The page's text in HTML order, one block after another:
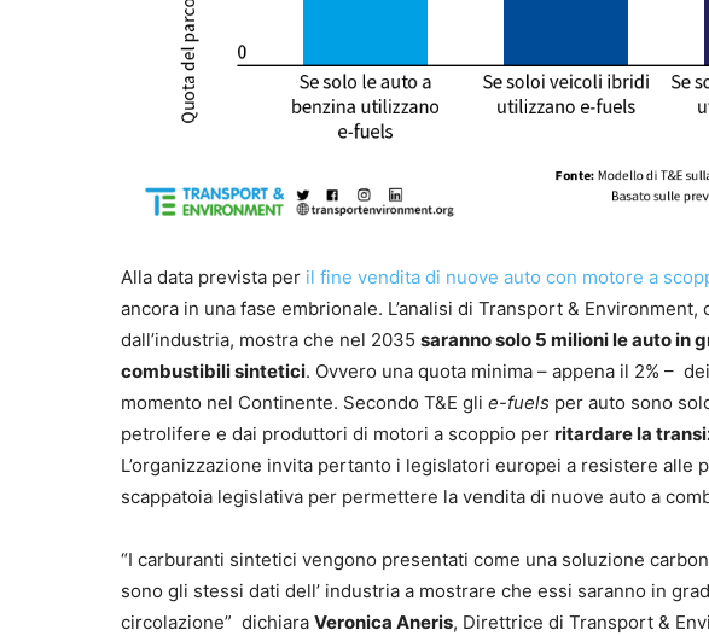
Alla data prevista per il fine vendita di nuove auto con motore a
ancora in una fase embrionale. L’analisi di Transport &
dall’industria, mostra che nel 2035 saranno solo 5 milioni le auto in
combustibili sintetici. Ovvero una quota minima – appena il 2% –
momento nel Continente. Secondo T&E gli e-fuels per auto sono
petrolifere e dai produttori di motori a scoppio per ritardare la
L’organizzazione invita pertanto i legislatori europei a resistere
scappatoia legislativa per permettere la vendita di nuove auto a
“I carburanti sintetici vengono presentati come una soluzione
sono gli stessi dati dell’ industria a mostrare che essi saranno in
circolazione” dichiara Veronica Aneris, Direttrice di Transport &